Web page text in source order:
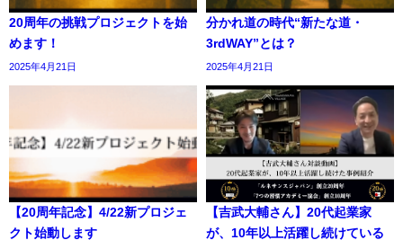
20周年の挑戦プロジェクトを始
めます！
2025年4月21日
分かれ道の時代“新たな道・
3rdWAY”とは？
2025年4月21日
【20周年記念】4/22新プロジェ
クト始動します
【吉武大輔さん】20代起業家
が、10年以上活躍し続けている